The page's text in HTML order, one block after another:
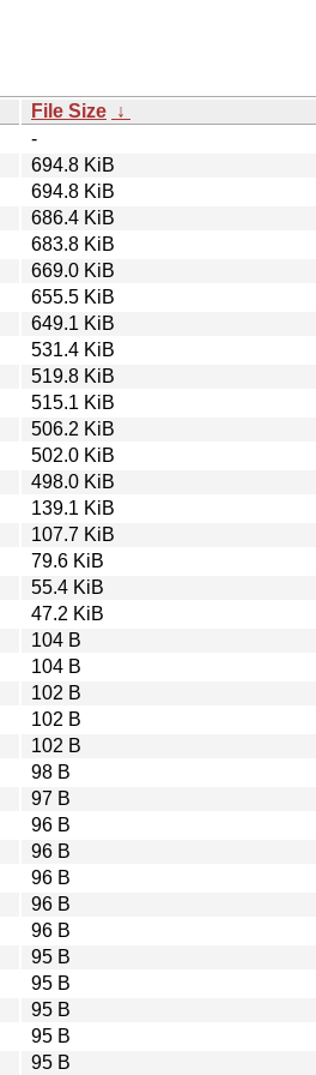
File Size ↓
-
694.8 KiB
694.8 KiB
686.4 KiB
683.8 KiB
669.0 KiB
655.5 KiB
649.1 KiB
531.4 KiB
519.8 KiB
515.1 KiB
506.2 KiB
502.0 KiB
498.0 KiB
139.1 KiB
107.7 KiB
79.6 KiB
55.4 KiB
47.2 KiB
104 B
104 B
102 B
102 B
102 B
98 B
97 B
96 B
96 B
96 B
96 B
96 B
95 B
95 B
95 B
95 B
95 B